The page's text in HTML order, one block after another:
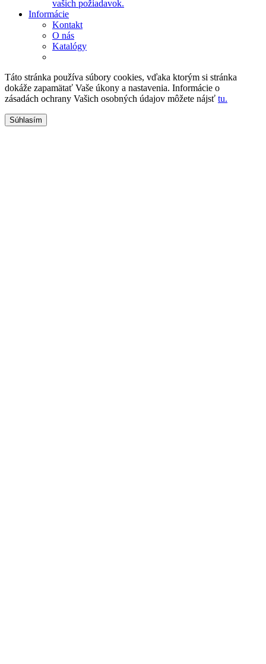
vašich požiadavok.
Informácie
Kontakt
O nás
Katalógy
Táto stránka používa súbory cookies, vďaka ktorým si stránka
dokáže zapamätať Vaše úkony a nastavenia. Informácie o
zásadách ochrany Vašich osobných údajov môžete nájsť tu.
Súhlasím